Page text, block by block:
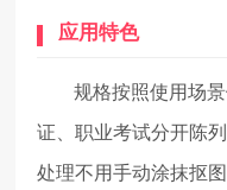
应用特色
规格按照使用场
证、职业考试分开陈
处理不用手动涂抹抠